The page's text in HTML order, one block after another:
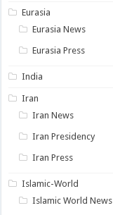
Eurasia
Eurasia News
Eurasia Press
India
Iran
Iran News
Iran Presidency
Iran Press
Islamic-World
Islamic World News